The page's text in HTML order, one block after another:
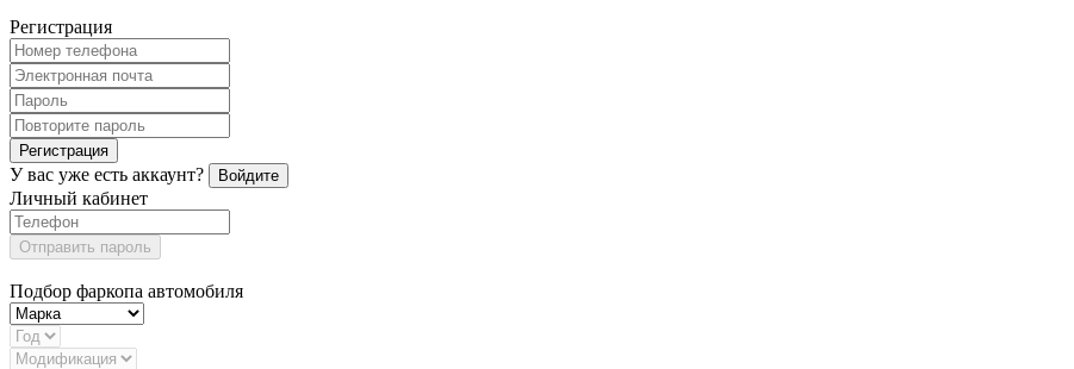
Регистрация
Регистрация
У вас уже есть аккаунт? Войдите
Личный кабинет
Отправить пароль
Подбор фаркопа автомобиля